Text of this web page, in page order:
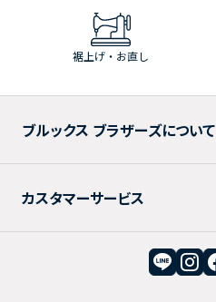
裾上げ・お直し
ブルックス ブラザーズについて
カスタマーサービス